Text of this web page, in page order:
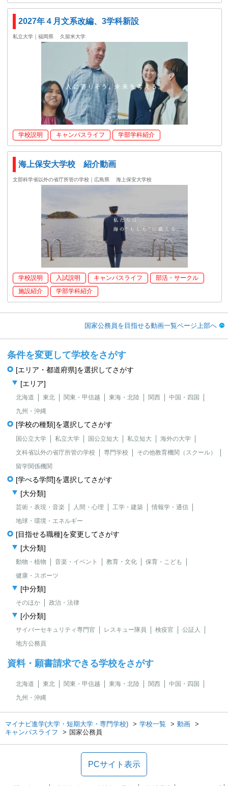
2027年４月文系改編、3学科新設
私立大学｜福岡県 久留米大学
学校説明 キャンパスライフ 学部学科紹介
海上保安大学校 紹介動画
文部科学省以外の省庁所管の学校｜広島県 海上保安大学校
学校説明 入試説明 キャンパスライフ
部活・サークル
施設紹介
学部学科紹介
国家公務員を目指せる動画一覧ページ上部へ
条件を変更して学校をさがす
[エリア・都道府県]を選択してさがす
[エリア]
北海道 東北 関東・甲信越 東海・北陸 関西
中国・四国
九州・沖縄
[学校の種類]を選択してさがす
国公立大学 私立大学 国公立短大 私立短大
海外の大学
文科省以外の省庁所管の学校
専門学校
その他教育機関（スクール）
留学関係機関
[学べる学問]を選択してさがす
[大分類]
芸術・表現・音楽 人間・心理 工学・建築
情報学・通信
地球・環境・エネルギー
[目指せる職種]を変更してさがす
[大分類]
動物・植物 音楽・イベント 教育・文化
保育・こども
健康・スポーツ
[中分類]
そのほか 政治・法律
[小分類]
サイバーセキュリティ専門官 レスキュー隊員 検疫官
公証人
地方公務員
資料・願書請求できる学校をさがす
北海道 東北 関東・甲信越 東海・北陸 関西
中国・四国
九州・沖縄
マイナビ進学(大学・短期大学・専門学校) 学校一覧
動画
キャンパスライフ
国家公務員
PCサイト表示